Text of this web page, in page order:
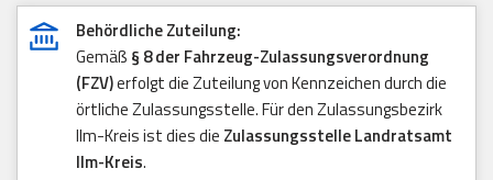
Behördliche Zuteilung:
Gemäß § 8 der Fahrzeug-Zulassungsverordnung
(FZV)erfolgt die Zuteilung von Kennzeichen durch die
örtliche Zulassungsstelle. Für den Zulassungsbezirk
Ilm-Kreis ist dies die Zulassungsstelle Landratsamt
Ilm-Kreis.